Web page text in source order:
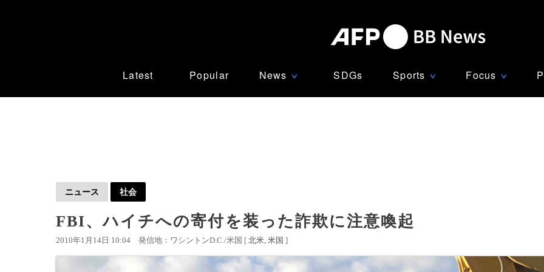
Latest Popular News ∨ SDGs Sports ∨ Focus ∨
ニュース 社会
FBI、ハイチへの寄付を装った詐欺に注意喚起
2010年1月14日 10:04 発信地：ワシントンD.C./米国 [ 北米 米国 ]